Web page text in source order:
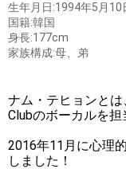
生年月日:1994年5月10
国籍:韓国
身長:177cm
家族構成:母、弟
ナム・テヒョンと
Clubのボーカルを担
2016年11月に心理
しました！